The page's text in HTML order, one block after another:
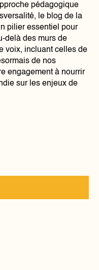
pédagogique
le blog de la
pilier essentiel pour
delà des murs de
voix, incluant celles de
de nos
engagement à nourrir
sur les enjeux de